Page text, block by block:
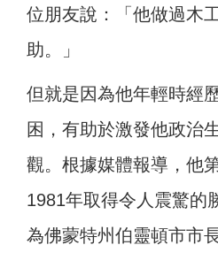
位朋友說：「他做過木
助。」
但就是因為他年輕時經
困，有助於激發他政治
觀。根據媒體報導，他
1981年取得令人震驚的
為佛蒙特州伯靈頓市市長